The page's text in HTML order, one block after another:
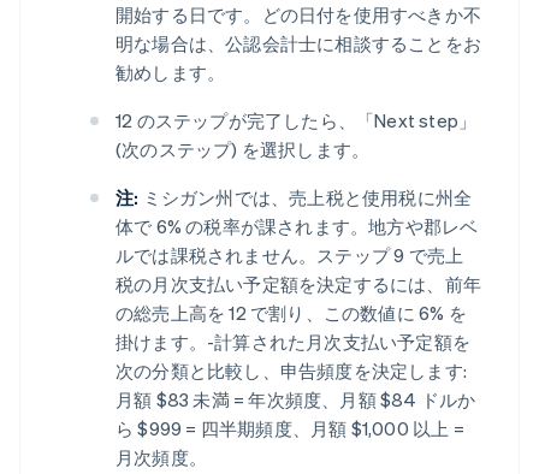
開始する日です。どの日付を使用すべきか不
明な場合は、公認会計士に相談することをお
勧めします。
12 のステップが完了したら、「Next step」
(次のステップ) を選択します。
注: ミシガン州では、売上税と使用税に州全
体で 6% の税率が課されます。地方や郡レベ
ルでは課税されません。ステップ 9 で売上
税の月次支払い予定額を決定するには、前年
の総売上高を 12 で割り、この数値に 6% を
掛けます。-計算された月次支払い予定額を
次の分類と比較し、申告頻度を決定します:
月額 $83 未満 = 年次頻度、月額 $84 ドルか
ら $999 = 四半期頻度、月額 $1,000 以上 =
月次頻度。